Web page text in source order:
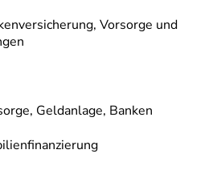
Vorsorge und
Geldanlage, Banken